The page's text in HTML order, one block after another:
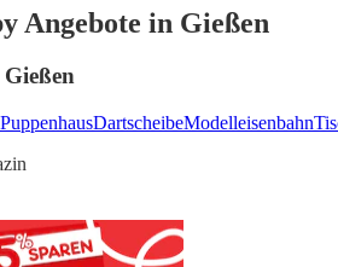
Angebote in Gießen
PuppenhausDartscheibeModelleisenbahn